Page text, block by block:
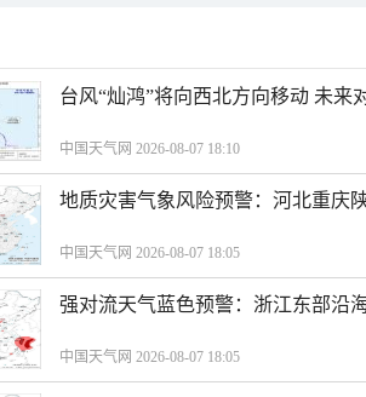
台风“灿鸿”将向西北方向移动 未来
中国天气网 2026-08-07 18:10
地质灾害气象风险预警：河北重庆
中国天气网 2026-08-07 18:05
强对流天气蓝色预警：浙江东部沿
中国天气网 2026-08-07 18:05